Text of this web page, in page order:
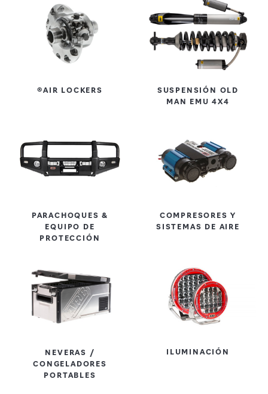
®AIR LOCKERS
SUSPENSIÓN OLD
MAN EMU 4X4
PARACHOQUES &
EQUIPO DE
PROTECCIÓN
COMPRESORES Y
SISTEMAS DE AIRE
NEVERAS /
CONGELADORES
PORTABLES
ILUMINACIÓN